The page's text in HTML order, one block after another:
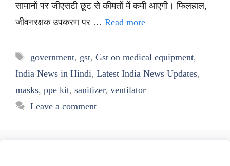
सामानों पर जीएसटी छूट से कीमतों में कमी आएगी। फिलहाल,
जीवनरक्षक उपकरण पर … Read more
Tags
government, gst, Gst on medical equipment,
India News in Hindi, Latest India News Updates,
masks, ppe kit, sanitizer, ventilator
Leave a comment